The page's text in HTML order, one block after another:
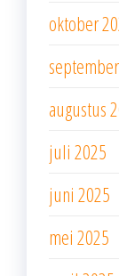
oktober
augustus
juli 2025
juni 2025
mei 2025